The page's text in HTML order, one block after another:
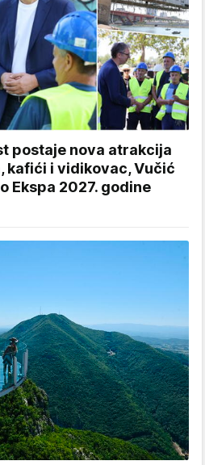
postaje nova atrakcija
kafići i vidikovac, Vučić
Ekspa 2027. godine